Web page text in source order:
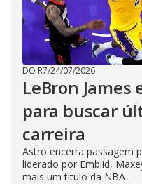
DO R7/24/07/2026
LeBron James
para buscar
carreira
Astro encerra passagem
liderado por Embiid,
mais um título da NBA